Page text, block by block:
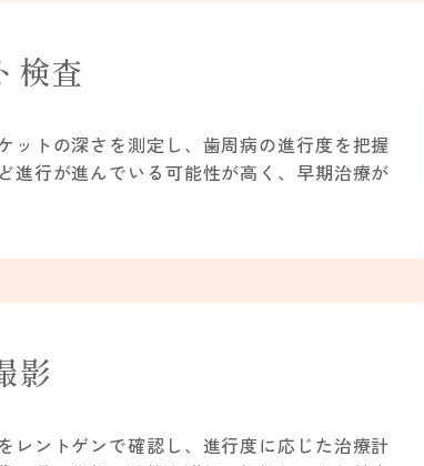
検査
ットの深さを測定し、歯周病の進行度を把握
進行が進んでいる可能性が高く、早期治療が
影
レントゲンで確認し、進行度に応じた治療計